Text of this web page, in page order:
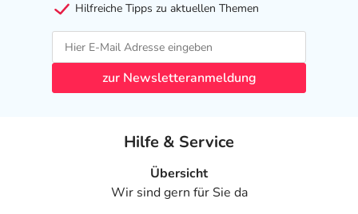
Hilfreiche Tipps zu aktuellen Themen
zur Newsletteranmeldung
Hilfe & Service
Übersicht
Wir sind gern für Sie da